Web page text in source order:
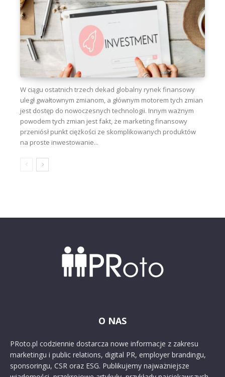
W ciągu ostatnich trzech dekad globalny rynek finansowy
uległ gwałtownym zmianom, a głównym motorem tych zmian
jest dostęp do nowoczesnych technologii. Innym ważnym
powodem tych zmian jest fakt, że marketing finansowy
przeniósł punkt ciężkości ze skomplikowanych produktów
na proste inwestowanie...
O NAS
PRoto.pl codziennie dostarcza nowe informacje z zakresu
marketingu i public relations, digital PR, employer brandingu,
sponsoringu, CSR oraz ESG. Publikujemy najważniejsze